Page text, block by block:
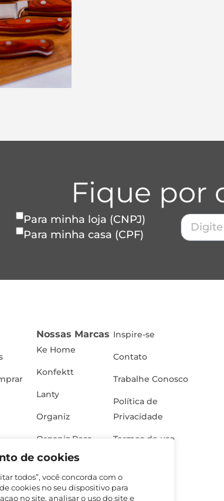
de cookies
todos”, você concorda com o
cookies no seu dispositivo para
no site, analisar o uso do site e
Fique por
Para minha loja (CNPJ)
Para minha casa (CPF)
Nossas Marcas
Ke Home
Konfektt
Lanty
Organiz
Organiz Rosa
Inspire-se
Contato
Trabalhe Conosco
Política de
Privacidade
Termos de uso